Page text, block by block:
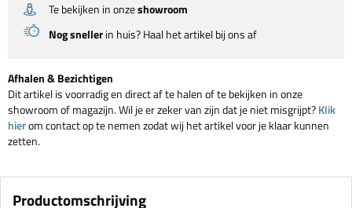
Te bekijken in onzeshowroom
Nog snellerin huis? Haal het artikel bij ons af
Afhalen & Bezichtigen
Dit artikel is voorradig en direct af te halen of te bekijken in onze
showroom of magazijn. Wil je er zeker van zijn dat je niet misgrijpt?Klik
hierom contact op te nemen zodat wij het artikel voor je klaar kunnen
zetten.
Productomschrijving